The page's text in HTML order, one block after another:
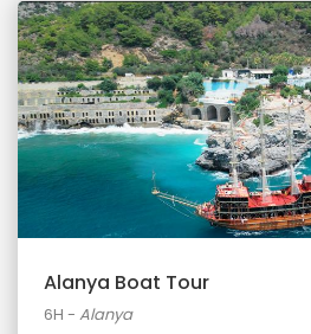
Alanya Boat Tour
6H - Alanya